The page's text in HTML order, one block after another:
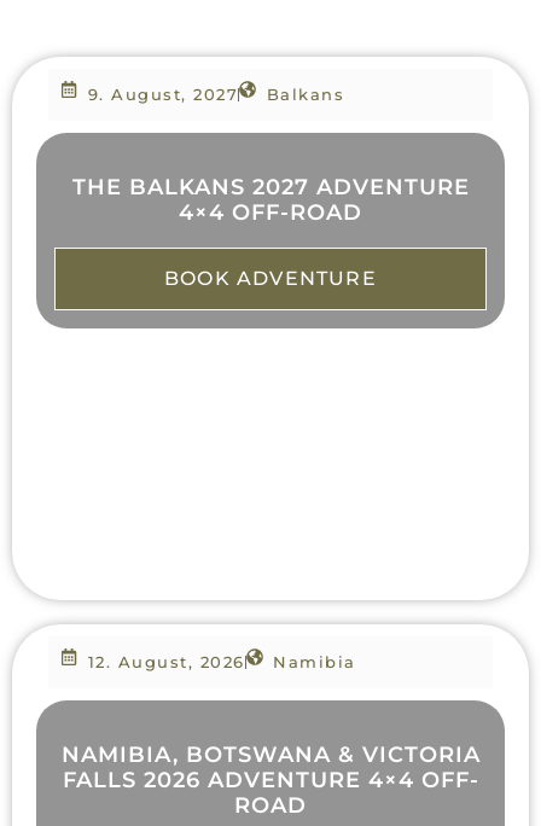
9. August, 2027 Balkans
THE BALKANS 2027 ADVENTURE
4×4 OFF-ROAD
BOOK ADVENTURE
12. August, 2026 Namibia
NAMIBIA, BOTSWANA & VICTORIA
FALLS 2026 ADVENTURE 4×4 OFF-
ROAD